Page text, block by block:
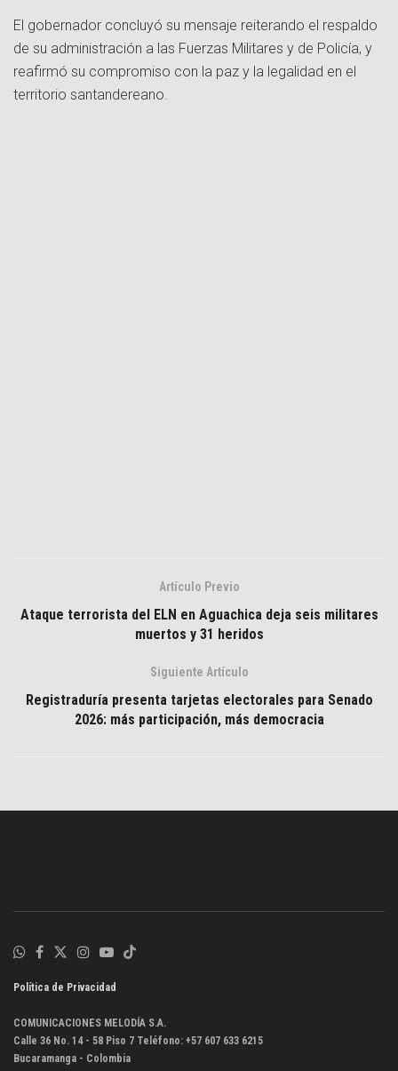
El gobernador concluyó su mensaje reiterando el respaldo
de su administración a las Fuerzas Militares y de Policía, y
reafirmó su compromiso con la paz y la legalidad en el
territorio santandereano.
Artículo Previo
Ataque terrorista del ELN en Aguachica deja seis militares
muertos y 31 heridos
Siguiente Artículo
Registraduría presenta tarjetas electorales para Senado
2026: más participación, más democracia
Política de Privacidad
COMUNICACIONES MELODÍA S.A.
Calle 36 No. 14 - 58 Piso 7 Teléfono: +57 607 633 6215
Bucaramanga - Colombia